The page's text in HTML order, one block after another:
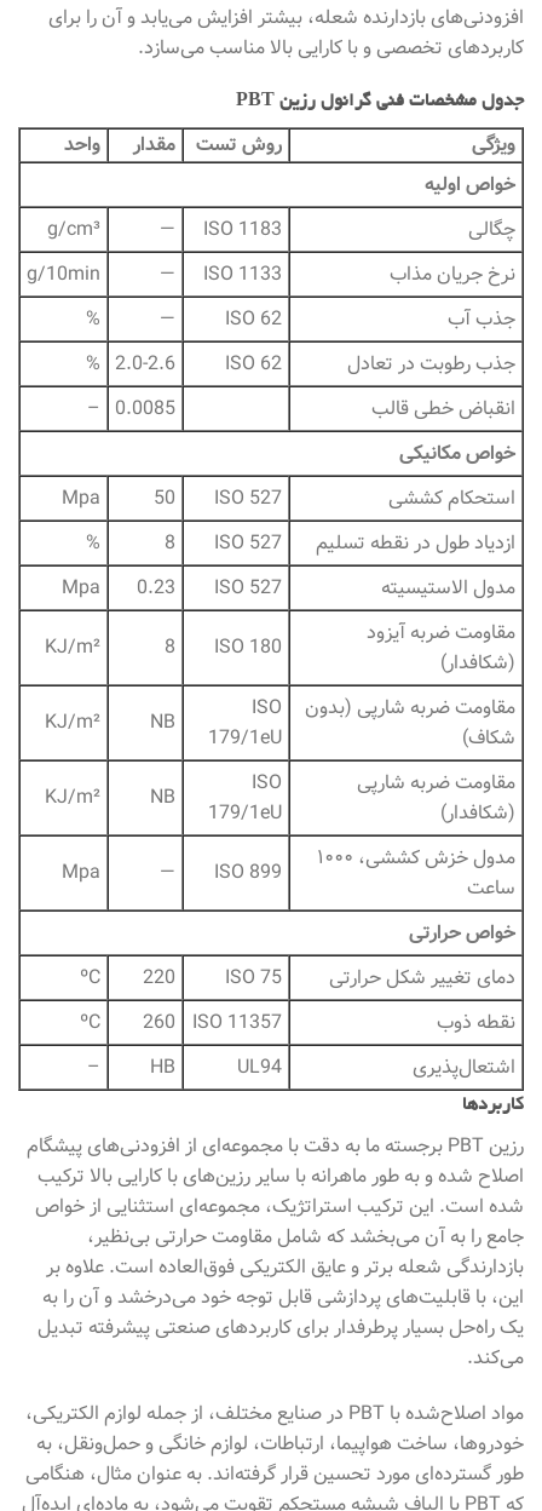
افزودنی‌های بازدارنده شعله، بیشتر افزایش می‌یابد و آن را برای
کاربردهای تخصصی و با کارایی بالا مناسب می‌سازد.
جدول مشخصات فنی گرانول رزین PBT
ویژگی روش تست مقدار
واحد
خواص اولیه
چگالی
ISO 1183
—
g/cm³
نرخ جریان مذاب
ISO 1133
—
g/10min
جذب آب
ISO 62
—
%
جذب رطوبت در تعادل
ISO 62
2.0-2.6
%
انقباض خطی قالب
0.0085
–
خواص مکانیکی
استحکام کششی
ISO 527
50
Mpa
ازدیاد طول در نقطه تسلیم
ISO 527
8
%
مدول الاستیسیته
ISO 527
0.23
Mpa
مقاومت ضربه آیزود
(شکافدار)
ISO 180
8
KJ/m²
مقاومت ضربه شارپی (بدون
شکاف)
ISO
179/1eU
NB
KJ/m²
مقاومت ضربه شارپی
(شکافدار)
ISO
179/1eU
NB
KJ/m²
مدول خزش کششی، ۱۰۰۰
ساعت
ISO 899
—
Mpa
خواص حرارتی
دمای تغییر شکل حرارتی
ISO 75
220
ºC
نقطه ذوب
ISO 11357
260
ºC
اشتعال‌پذیری
UL94
HB
–
کاربردها
رزین PBT برجسته ما به دقت با مجموعه‌ای از افزودنی‌های پیشگام
اصلاح شده و به طور ماهرانه با سایر رزین‌های با کارایی بالا ترکیب
شده است. این ترکیب استراتژیک، مجموعه‌ای استثنایی از خواص
جامع را به آن می‌بخشد که شامل مقاومت حرارتی بی‌نظیر،
بازدارندگی شعله برتر و عایق الکتریکی فوق‌العاده است. علاوه بر
این، با قابلیت‌های پردازشی قابل توجه خود می‌درخشد و آن را به
یک راه‌حل بسیار پرطرفدار برای کاربردهای صنعتی پیشرفته تبدیل
می‌کند.
مواد اصلاح‌شده با PBT در صنایع مختلف، از جمله لوازم الکتریکی،
خودروها، ساخت هواپیما، ارتباطات، لوازم خانگی و حمل‌ونقل، به
طور گسترده‌ای مورد تحسین قرار گرفته‌اند. به عنوان مثال، هنگامی
که PBT با الیاف شیشه مستحکم تقویت می‌شود، به ماده‌ای ایده‌آل